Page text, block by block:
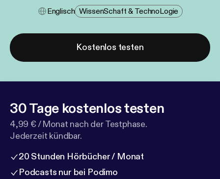
Englisch Wissen​schaft & Techno​logie
Kostenlos testen
30 Tage kostenlos testen
4,99 € / Monat nach der Testphase.
Jederzeit kündbar.
20 Stunden Hörbücher / Monat
Podcasts nur bei Podimo